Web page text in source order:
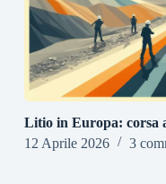
Litio in Europa: corsa
12 Aprile 2026
3